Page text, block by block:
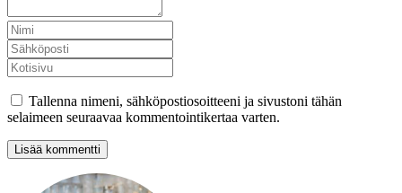
Tallenna nimeni, sähköpostiosoitteeni ja sivustoni tähän
selaimeen seuraavaa kommentointikertaa varten.